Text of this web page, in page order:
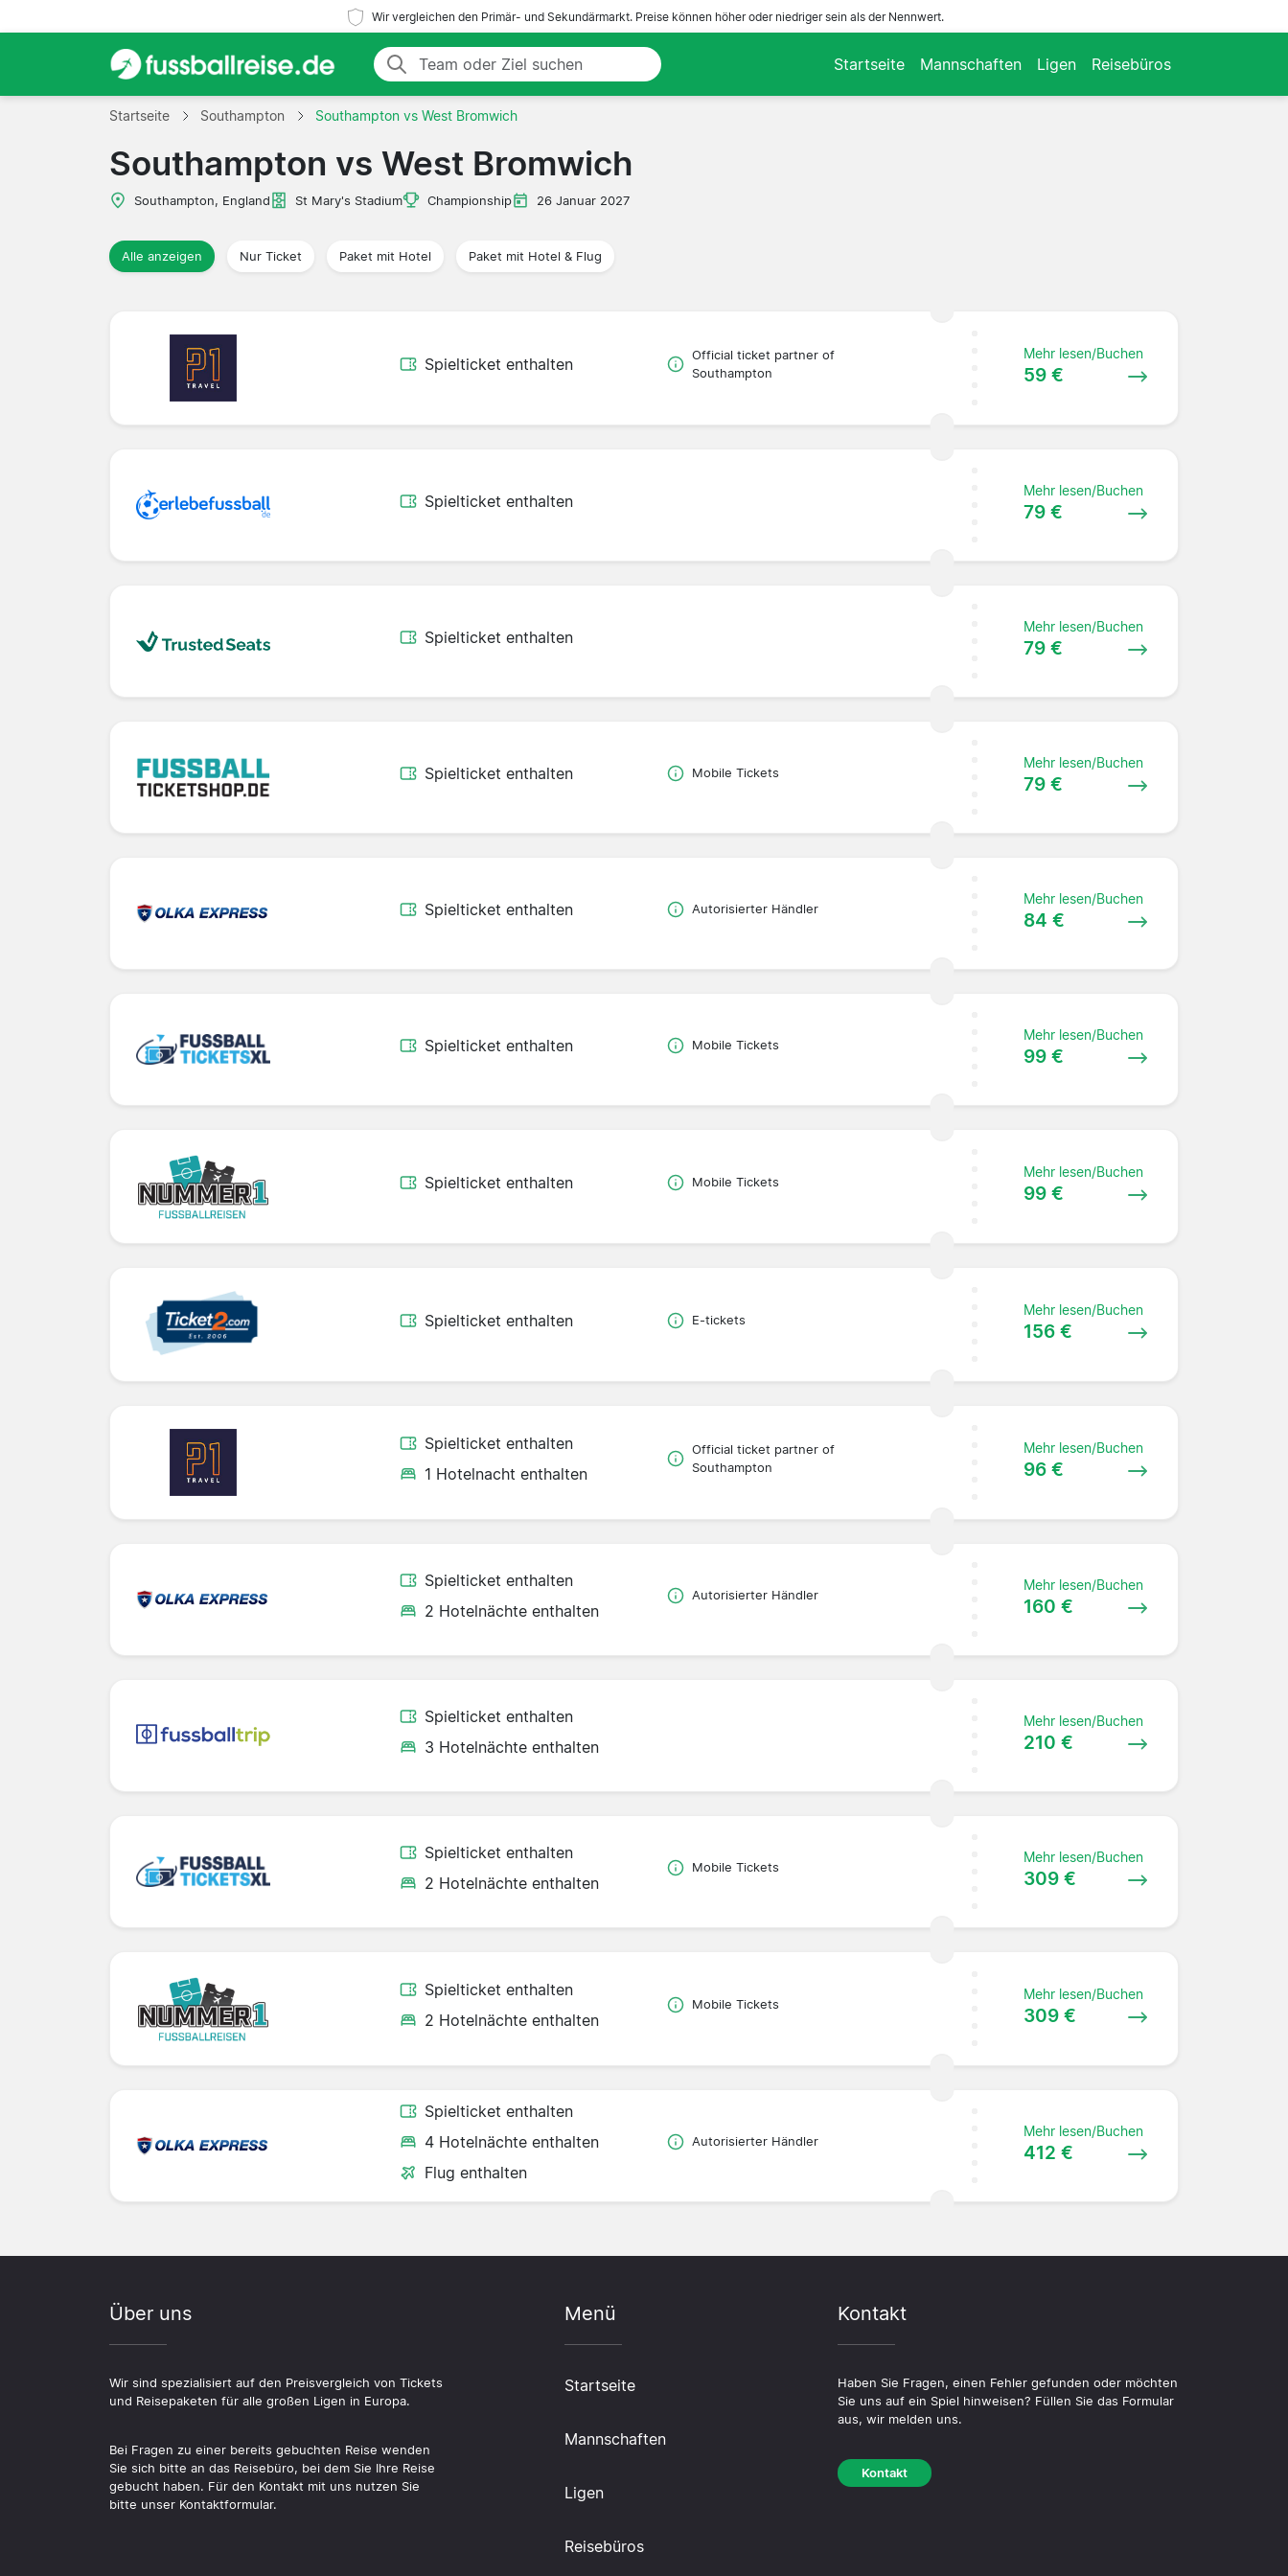
Wir vergleichen den Primär- und Sekundärmarkt. Preise können höher oder niedriger sein als der Nennwert.
Startseite Mannschaften Ligen Reisebüros
Startseite Southampton Southampton vs West Bromwich
Southampton vs West Bromwich
Southampton, England St Mary's Stadium Championship 26 Januar 2027
Alle anzeigen Nur Ticket Paket mit Hotel Paket mit Hotel & Flug
Spielticket enthalten
Official ticket partner of
Southampton
Mehr lesen/Buchen
59 €
Spielticket enthalten
Mehr lesen/Buchen
79 €
Spielticket enthalten
Mehr lesen/Buchen
79 €
Spielticket enthalten Mobile Tickets
Mehr lesen/Buchen
79 €
Spielticket enthalten Autorisierter Händler
Mehr lesen/Buchen
84 €
Spielticket enthalten Mobile Tickets
Mehr lesen/Buchen
99 €
Spielticket enthalten Mobile Tickets
Mehr lesen/Buchen
99 €
Spielticket enthalten E-tickets
Mehr lesen/Buchen
156 €
Spielticket enthalten
1 Hotelnacht enthalten
Official ticket partner of
Southampton
Mehr lesen/Buchen
96 €
Spielticket enthalten
2 Hotelnächte enthalten
Autorisierter Händler
Mehr lesen/Buchen
160 €
Spielticket enthalten
3 Hotelnächte enthalten
Mehr lesen/Buchen
210 €
Spielticket enthalten
2 Hotelnächte enthalten
Mobile Tickets
Mehr lesen/Buchen
309 €
Spielticket enthalten
2 Hotelnächte enthalten
Mobile Tickets
Mehr lesen/Buchen
309 €
Spielticket enthalten
4 Hotelnächte enthalten
Flug enthalten
Autorisierter Händler
Mehr lesen/Buchen
412 €
Über uns
Wir sind spezialisiert auf den Preisvergleich von Tickets
und Reisepaketen für alle großen Ligen in Europa.
Bei Fragen zu einer bereits gebuchten Reise wenden
Sie sich bitte an das Reisebüro, bei dem Sie Ihre Reise
gebucht haben. Für den Kontakt mit uns nutzen Sie
bitte unser Kontaktformular.
Menü
Startseite
Mannschaften
Ligen
Reisebüros
Kontakt
Haben Sie Fragen, einen Fehler gefunden oder möchten
Sie uns auf ein Spiel hinweisen? Füllen Sie das Formular
aus, wir melden uns.
Kontakt